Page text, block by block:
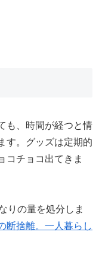
も、時間が経つと情
す。グッズは定期的
コチョコ出てきま
りの量を処分しま
断捨離。一人暮らし